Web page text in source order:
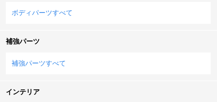
ボディパーツすべて
補強パーツ
補強パーツすべて
インテリア